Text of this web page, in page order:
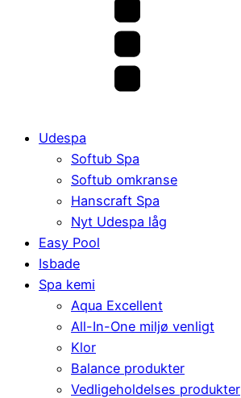
Udespa
Softub Spa
Softub omkranse
Hanscraft Spa
Nyt Udespa låg
Easy Pool
Isbade
Spa kemi
Aqua Excellent
All-In-One miljø venligt
Klor
Balance produkter
Vedligeholdelses produkter